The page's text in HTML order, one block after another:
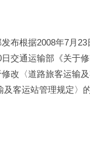
根据2008年7月23
交通运输部《关于
改〈道路旅客运输
客运站管理规定〉